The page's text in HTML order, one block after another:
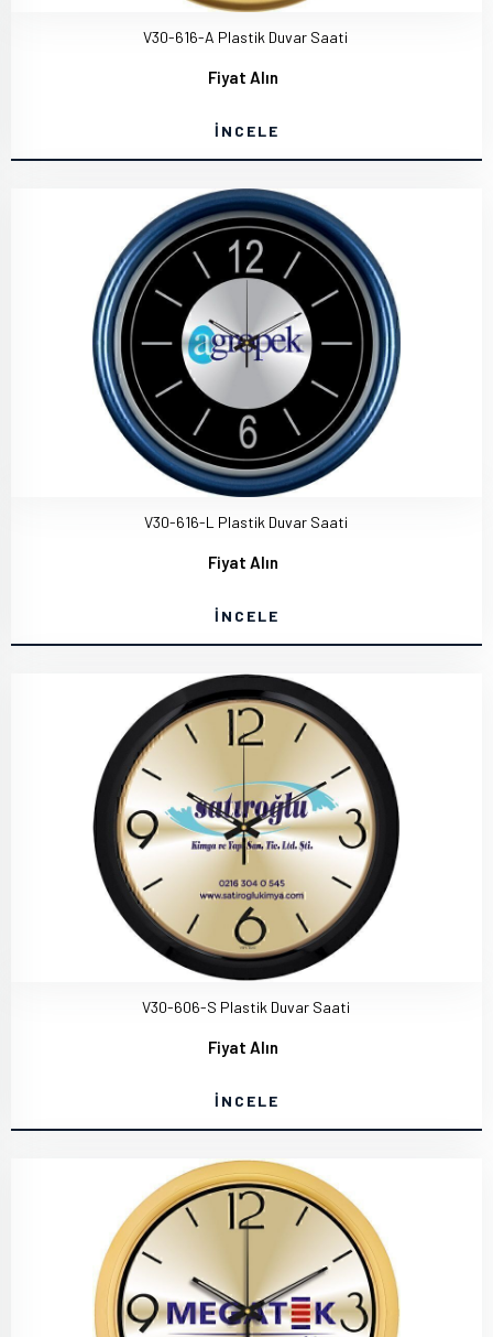
V30-616-A Plastik Duvar Saati
Fiyat Alın
İNCELE
V30-616-L Plastik Duvar Saati
Fiyat Alın
İNCELE
V30-606-S Plastik Duvar Saati
Fiyat Alın
İNCELE